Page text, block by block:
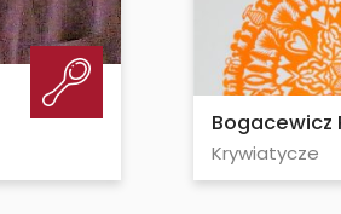
Bogacewicz
Krywiatycze